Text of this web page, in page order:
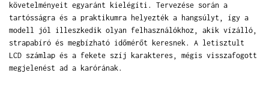
követelményeit egyaránt kielégíti. Tervezése során a
tartósságra és a praktikumra helyezték a hangsúlyt, így a
modell jól illeszkedik olyan felhasználókhoz, akik vízálló,
strapabíró és megbízható időmérőt keresnek. A letisztult
LCD számlap és a fekete szíj karakteres, mégis visszafogott
megjelenést ad a karórának.